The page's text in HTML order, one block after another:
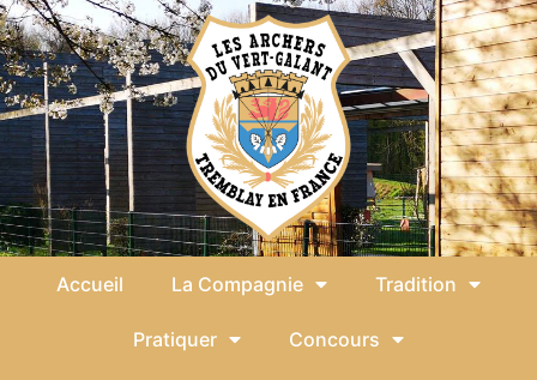
Accueil La Compagnie Tradition
Pratiquer Concours